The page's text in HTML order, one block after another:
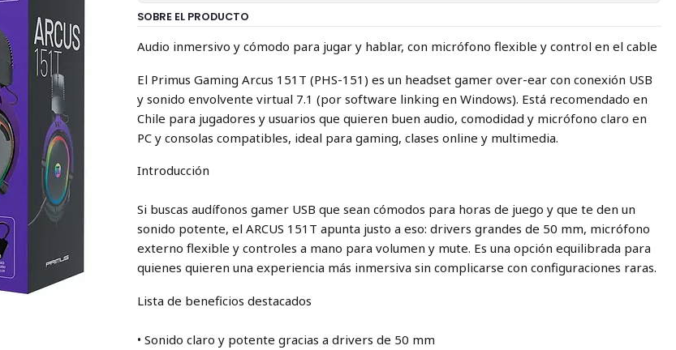
SOBRE EL PRODUCTO
Audio inmersivo y cómodo para jugar y hablar, con micrófono flexible y control en el cable
El Primus Gaming Arcus 151T (PHS-151) es un headset gamer over-ear con conexión USB
y sonido envolvente virtual 7.1 (por software linking en Windows). Está recomendado en
Chile para jugadores y usuarios que quieren buen audio, comodidad y micrófono claro en
PC y consolas compatibles, ideal para gaming, clases online y multimedia.
Introducción
Si buscas audífonos gamer USB que sean cómodos para horas de juego y que te den un
sonido potente, el ARCUS 151T apunta justo a eso: drivers grandes de 50 mm, micrófono
externo flexible y controles a mano para volumen y mute. Es una opción equilibrada para
quienes quieren una experiencia más inmersiva sin complicarse con configuraciones raras.
Lista de beneficios destacados
• Sonido claro y potente gracias a drivers de 50 mm